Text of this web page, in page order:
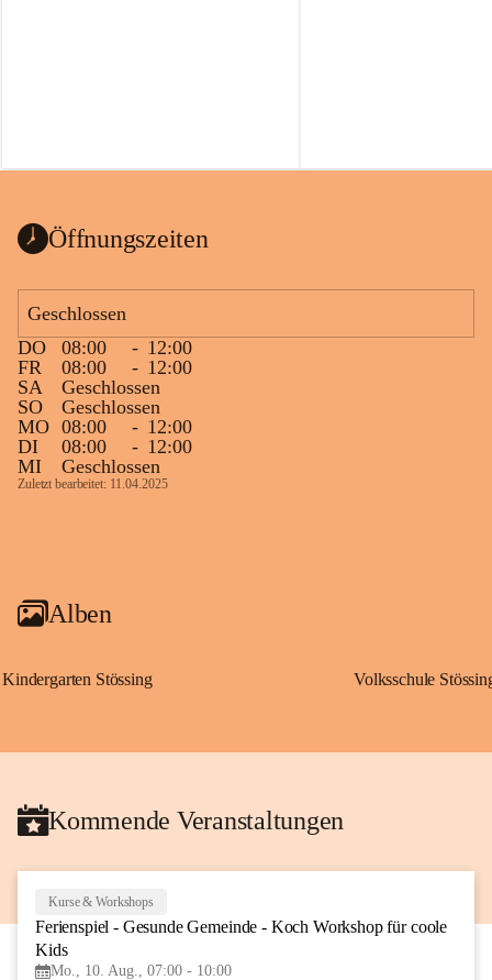
Öffnungszeiten
Geschlossen
DO
08:00 - 12:00
FR
08:00 - 12:00
SA
Geschlossen
SO
Geschlossen
MO 08:00 - 12:00
DI
08:00 - 12:00
MI
Geschlossen
Zuletzt bearbeitet: 11.04.2025
Alben
Kindergarten Stössing Volksschule
Kommende Veranstaltungen
AUG
Kurse & Workshops
Ferienspiel - Gesunde Gemeinde - Koch Workshop für coole
Kids
Mo., 10. Aug., 07:00 - 10:00